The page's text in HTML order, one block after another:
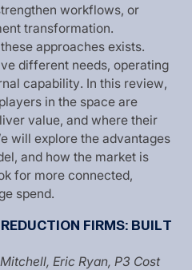
trengthen workflows, or
ent transformation.
these approaches exists.
ve different needs, operating
nal capability. In this review,
players in the space are
iver value, and where their
e will explore the advantages
el, and how the market is
k for more connected,
e spend.
REDUCTION FIRMS: BUILT
Mitchell, Eric Ryan, P3 Cost